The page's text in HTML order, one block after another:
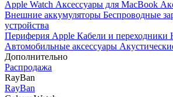
Apple Watch Аксессуары для MacBook
Внешние аккумуляторы Беспроводные
устройства
Периферия Apple Кабели и переходники
Автомобильные аксессуары
Дополнительно
Распродажа
RayBan
RayBan